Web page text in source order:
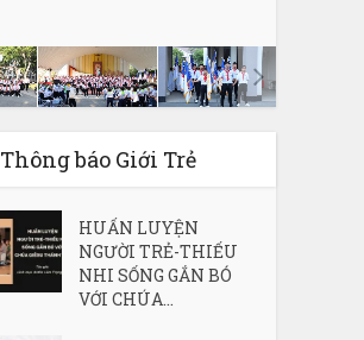
Thông báo Giới Trẻ
HUẤN LUYỆN
NGƯỜI TRẺ-THIẾU
NHI SỐNG GẮN BÓ
VỚI CHÚA...